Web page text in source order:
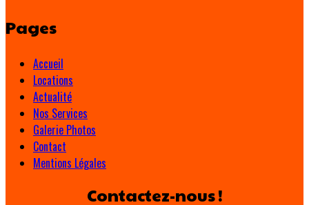
Pages
Accueil
Locations
Actualité
Nos Services
Galerie Photos
Contact
Mentions Légales
Contactez-nous !